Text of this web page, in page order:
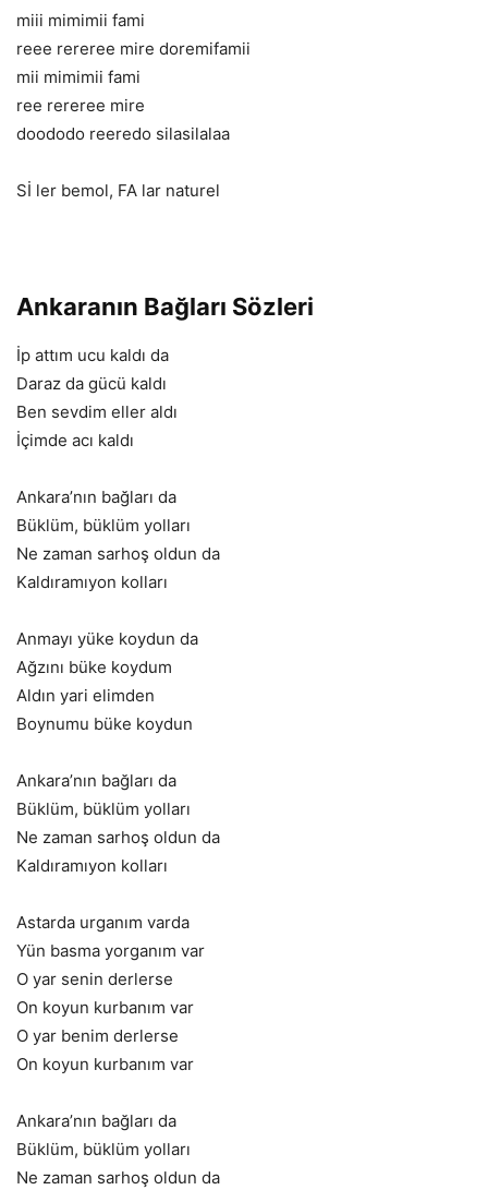
miii mimimii fami
reee rereree mire doremifamii
mii mimimii fami
ree rereree mire
doododo reeredo silasilalaa
Sİ ler bemol, FA lar naturel
Ankaranın Bağları Sözleri
İp attım ucu kaldı da
Daraz da gücü kaldı
Ben sevdim eller aldı
İçimde acı kaldı
Ankara’nın bağları da
Büklüm, büklüm yolları
Ne zaman sarhoş oldun da
Kaldıramıyon kolları
Anmayı yüke koydun da
Ağzını büke koydum
Aldın yari elimden
Boynumu büke koydun
Ankara’nın bağları da
Büklüm, büklüm yolları
Ne zaman sarhoş oldun da
Kaldıramıyon kolları
Astarda urganım varda
Yün basma yorganım var
O yar senin derlerse
On koyun kurbanım var
O yar benim derlerse
On koyun kurbanım var
Ankara’nın bağları da
Büklüm, büklüm yolları
Ne zaman sarhoş oldun da